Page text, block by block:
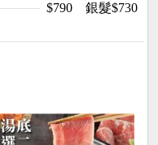
$790
銀髮$730